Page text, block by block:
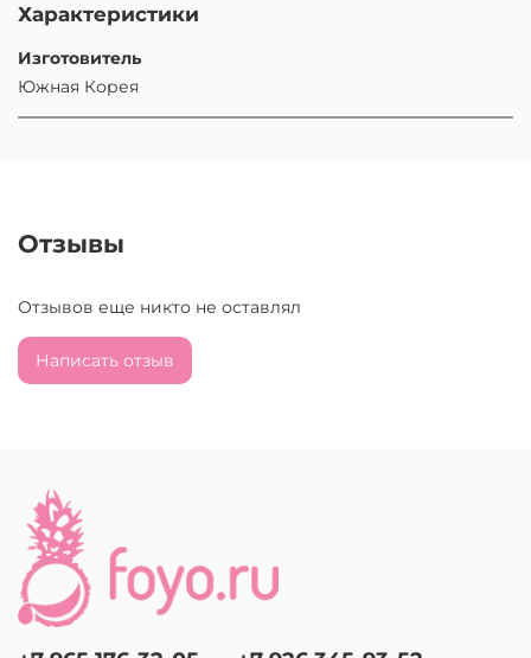
Характеристики
Изготовитель
Южная Корея
Отзывы
Отзывов еще никто не оставлял
Написать отзыв